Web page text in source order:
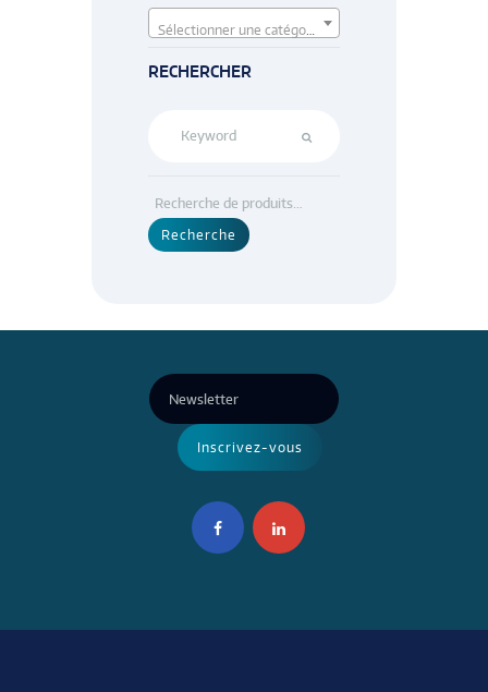
Sélectionner une catégorie
RECHERCHER
Recherche
pour :Recherche